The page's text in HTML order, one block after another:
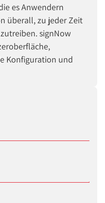
es Anwendern
überall, zu jeder Zeit
signNow
Konfiguration und